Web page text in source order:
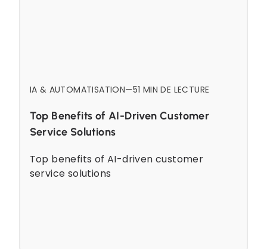
IA & AUTOMATISATION—51 MIN DE LECTURE
Top Benefits of AI-Driven Customer
Service Solutions
Top benefits of AI-driven customer
service solutions